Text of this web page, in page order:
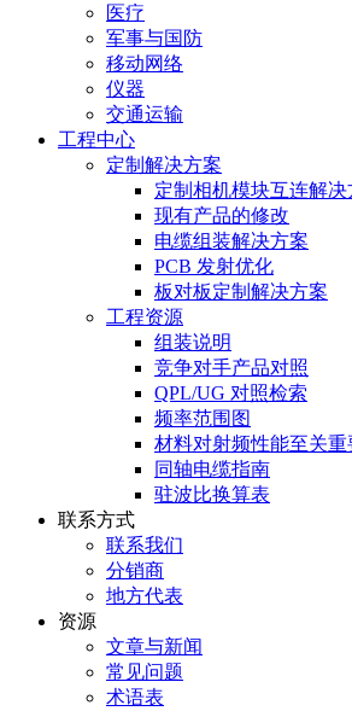
医疗
军事与国防
移动网络
仪器
交通运输
工程中心
定制解决方案
定制相机模块互连解决
现有产品的修改
电缆组装解决方案
PCB 发射优化
板对板定制解决方案
工程资源
组装说明
竞争对手产品对照
QPL/UG 对照检索
频率范围图
材料对射频性能至关重
同轴电缆指南
驻波比换算表
联系方式
联系我们
分销商
地方代表
资源
文章与新闻
常见问题
术语表